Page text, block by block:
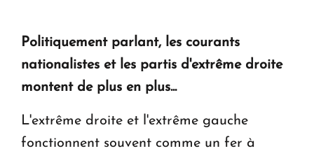
Politiquement parlant, les courants
nationalistes et les partis d'extrême droite
montent de plus en plus...
L'extrême droite et l'extrême gauche
fonctionnent souvent comme un fer à